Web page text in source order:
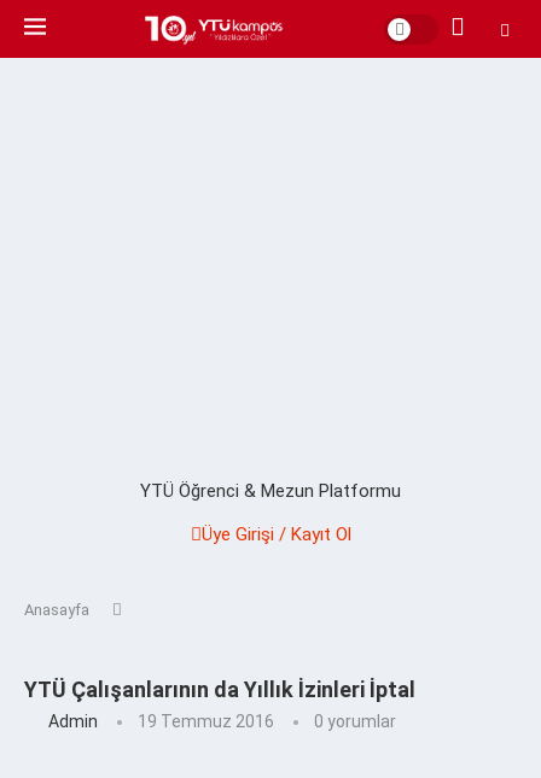
YTÜ Öğrenci & Mezun Platformu
Üye Girişi / Kayıt Ol
Anasayfa
YTÜ Çalışanlarının da Yıllık İzinleri İptal
Admin 19 Temmuz 2016 0 yorumlar